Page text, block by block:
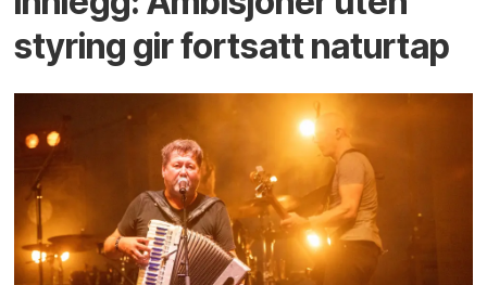
styring gir fortsatt naturtap